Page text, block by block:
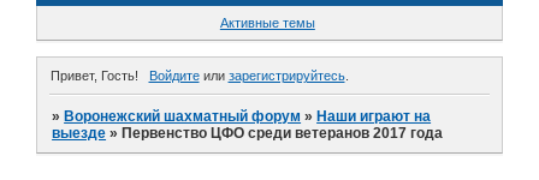
Активные темы
Привет, Гость! Войдитеили зарегистрируйтесь.
»Воронежский шахматный форум »Наши играют на
выезде »Первенство ЦФО среди ветеранов 2017 года